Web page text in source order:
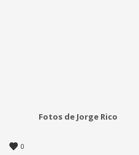
Fotos de Jorge Rico
0